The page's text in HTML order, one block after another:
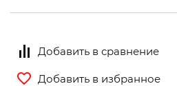
Добавить в сравнение
Добавить в избранное